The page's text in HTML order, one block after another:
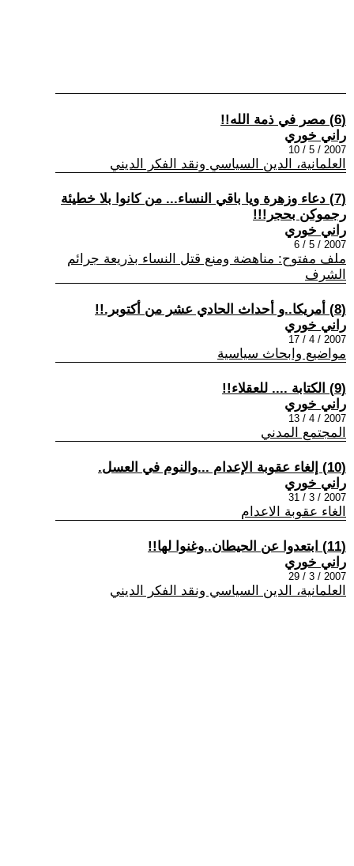
(6) مصر في ذمة الله!!
راني خوري
2007 / 5 / 10
العلمانية، الدين السياسي ونقد الفكر الديني
(7) دعاء وزهرة ويا باقي النساء... من كانوا بلا خطيئة
رجموكن بحجر!!!
راني خوري
2007 / 5 / 6
ملف مفتوح: مناهضة ومنع قتل النساء بذريعة جرائم
الشرف
(8) أمريكا..و أحداث الحادي عشر من أكتوبر.!!
راني خوري
2007 / 4 / 17
مواضيع وابحاث سياسية
(9) الكتابة .... للعقلاء!!
راني خوري
2007 / 4 / 13
المجتمع المدني
(10) إلغاء عقوبة الإعدام ...والنوم في العسل.
راني خوري
2007 / 3 / 31
الغاء عقوبة الاعدام
(11) ابتعدوا عن الحيطان..وغنوا لها!!
راني خوري
2007 / 3 / 29
العلمانية، الدين السياسي ونقد الفكر الديني